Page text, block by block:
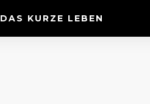
DAS KURZE LEBEN